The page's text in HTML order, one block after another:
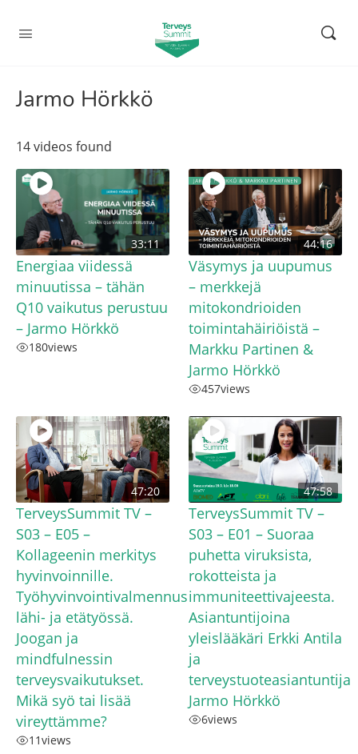
Jarmo Hörkkö
14 videos found
33:11
Energiaa viidessä
minuutissa – tähän
Q10 vaikutus perustuu
– Jarmo Hörkkö
180views
44:16
Väsymys ja uupumus
– merkkejä
mitokondrioiden
toimintahäiriöistä –
Markku Partinen &
Jarmo Hörkkö
457views
47:20
TerveysSummit TV –
S03 – E05 –
Kollageenin merkitys
hyvinvoinnille.
Työhyvinvointivalmennus
lähi- ja etätyössä.
Joogan ja
mindfulnessin
terveysvaikutukset.
Mikä syö tai lisää
vireyttämme?
11views
47:58
TerveysSummit TV –
S03 – E01 – Suoraa
puhetta viruksista,
rokotteista ja
immuniteettivajeesta.
Asiantuntijoina
yleislääkäri Erkki Antila
ja
terveystuoteasiantuntija
Jarmo Hörkkö
6views